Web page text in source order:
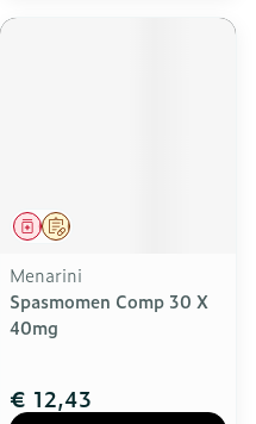
Op voorschrift
Geneesmiddel
Menarini
Spasmomen Comp 30 X
40mg
€ 12,43